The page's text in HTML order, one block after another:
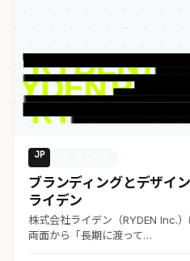
JP
ブランディングとデザイ
ライデン
株式会社ライデン（RYDEN Inc.
両面から「長期に渡って…